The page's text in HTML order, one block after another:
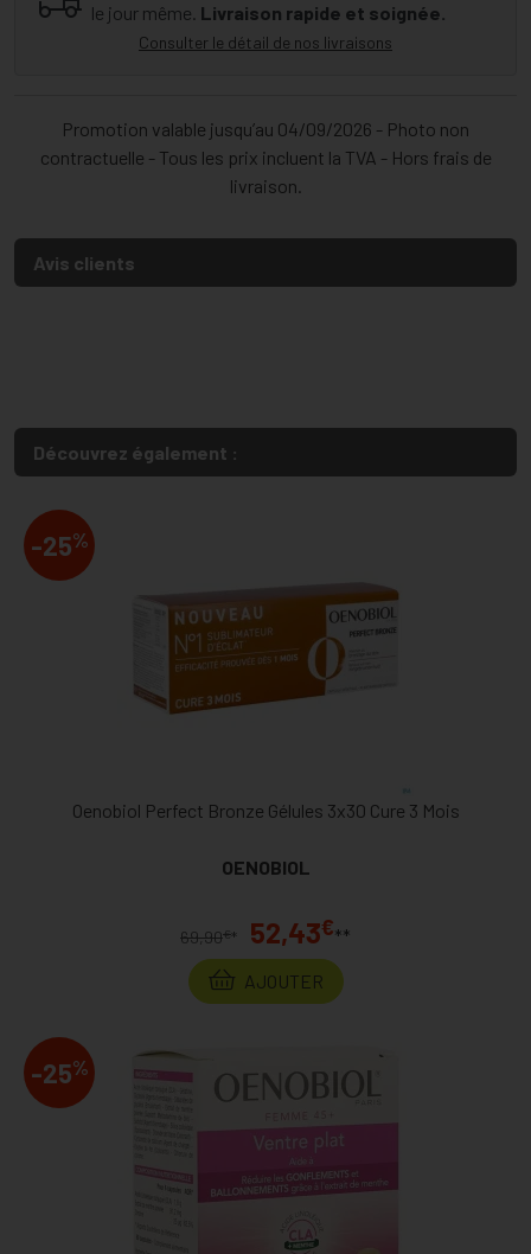
le jour même. Livraison rapide et soignée.
Consulter le détail de nos livraisons
Promotion valable jusqu’au 04/09/2026 - Photo non
contractuelle - Tous les prix incluent la TVA - Hors frais de
livraison.
Avis clients
Découvrez également :
-25%
Oenobiol Perfect Bronze Gélules 3x30 Cure 3 Mois
OENOBIOL
69,90€* 52,43€**
AJOUTER
-25%